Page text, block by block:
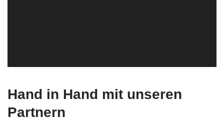
Hand in Hand mit unseren
Partnern